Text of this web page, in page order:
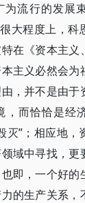
为流行的发展
大程度上，科
在《资本主义
主义必然会为
，并不是由于
，而恰恰是经
灭”；相应地，
域中寻找，更
即，一个好的
的生产关系，